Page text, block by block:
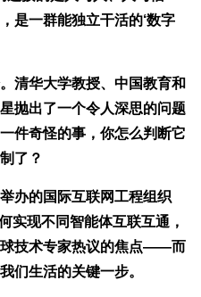
是一群能独立干活的‘数字
华大学教授、中国教育和
抛出了一个令人深思的问题
件奇怪的事，你怎么判断它
了？
的国际互联网工程组织
实现不同智能体互联互通，
技术专家热议的焦点——而
们生活的关键一步。